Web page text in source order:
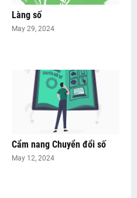
Làng số
May 29, 2024
Cẩm nang Chuyển đổi số
May 12, 2024